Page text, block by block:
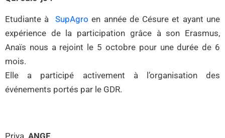
Etudiante à SupAgro en année de Césure et ayant une
expérience de la participation grâce à son Erasmus,
Anaïs nous a rejoint le 5 octobre pour une durée de 6
mois.
Elle a participé activement à l’organisation des
événements portés par le GDR.
Priya ANGE